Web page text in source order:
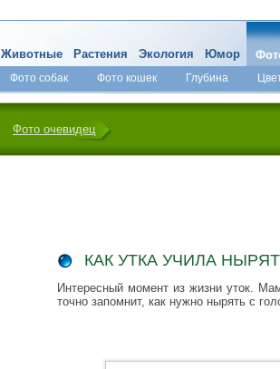
Животные Растения Экология Юмор
Фото собак Фото кошек Глубина
Фото очевидец
КАК УТКА УЧИЛА
Интересный момент из жизни уток.
точно запомнит, как нужно нырять с